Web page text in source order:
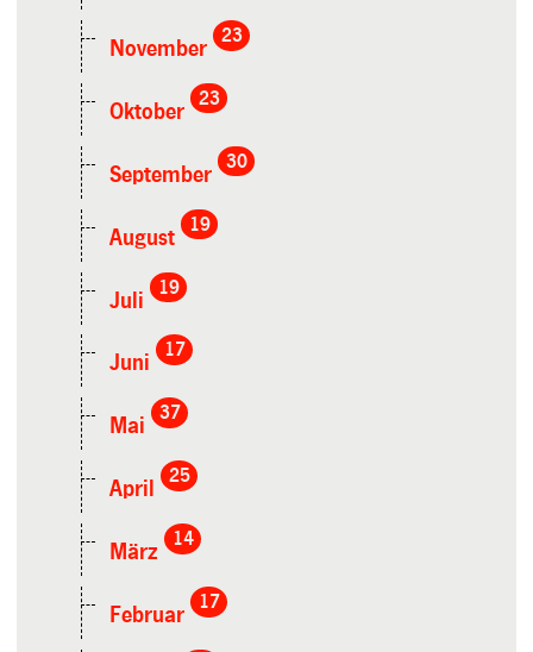
November
23
Oktober
23
September
30
August
19
Juli
19
Juni
17
Mai
37
April
25
März
14
Februar
17